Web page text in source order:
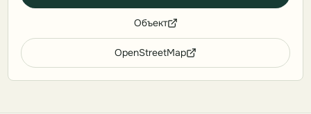
Объект
OpenStreetMap